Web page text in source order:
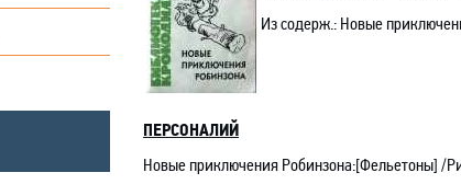
Из содерж.: Новые
ПЕРСОНАЛИЙ
Новые приключения Робинзона:[Фельетоны] /